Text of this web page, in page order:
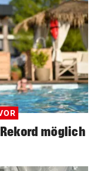
möglich